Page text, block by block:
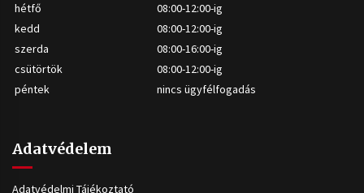
hétfő
08:00-12:00-ig
kedd
08:00-12:00-ig
szerda
08:00-16:00-ig
csütörtök
08:00-12:00-ig
péntek
nincs ügyfélfogadás
Adatvédelem
Adatvédelmi Tájékoztató